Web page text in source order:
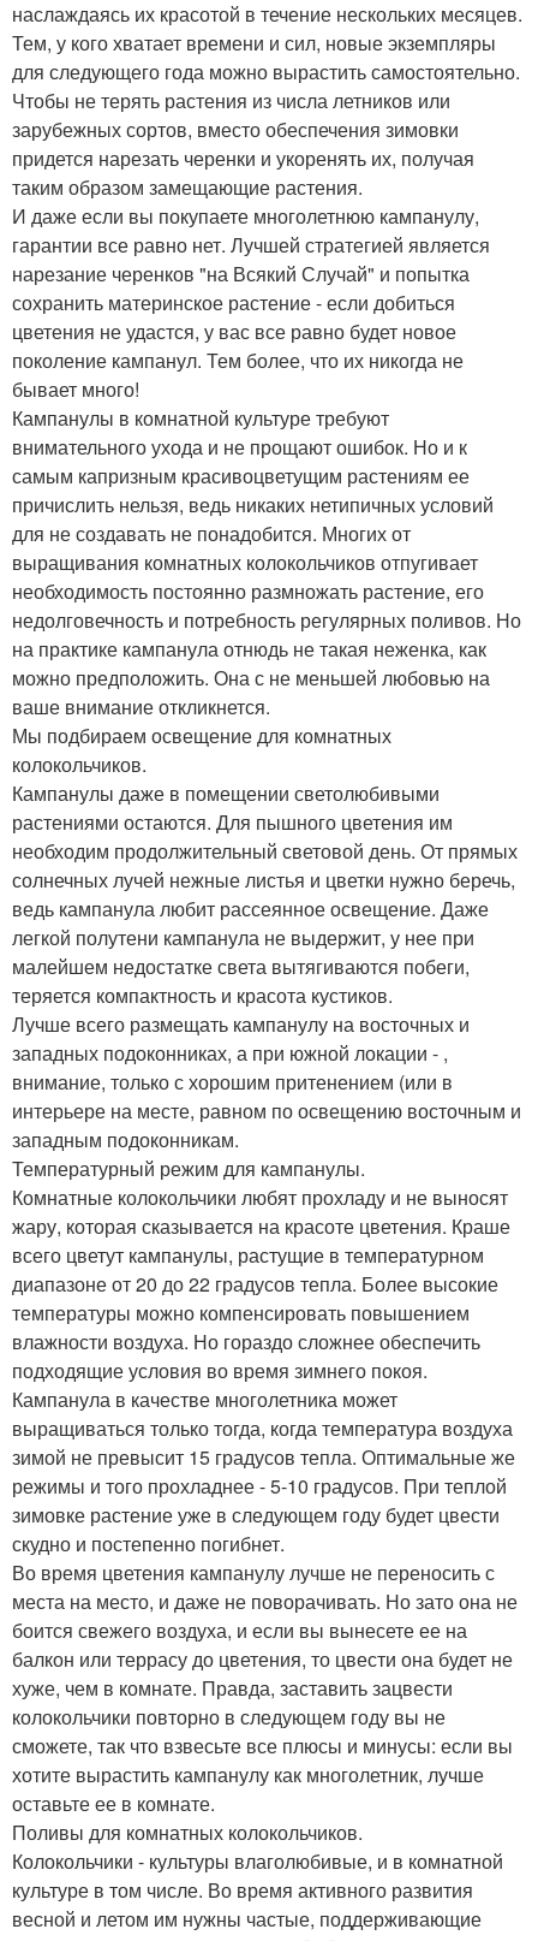
наслаждаясь их красотой в течение нескольких месяцев.
Тем, у кого хватает времени и сил, новые экземпляры
для следующего года можно вырастить самостоятельно.
Чтобы не терять растения из числа летников или
зарубежных сортов, вместо обеспечения зимовки
придется нарезать черенки и укоренять их, получая
таким образом замещающие растения.
И даже если вы покупаете многолетнюю кампанулу,
гарантии все равно нет. Лучшей стратегией является
нарезание черенков "на Всякий Случай" и попытка
сохранить материнское растение - если добиться
цветения не удастся, у вас все равно будет новое
поколение кампанул. Тем более, что их никогда не
бывает много!
Кампанулы в комнатной культуре требуют
внимательного ухода и не прощают ошибок. Но и к
самым капризным красивоцветущим растениям ее
причислить нельзя, ведь никаких нетипичных условий
для не создавать не понадобится. Многих от
выращивания комнатных колокольчиков отпугивает
необходимость постоянно размножать растение, его
недолговечность и потребность регулярных поливов. Но
на практике кампанула отнюдь не такая неженка, как
можно предположить. Она с не меньшей любовью на
ваше внимание откликнется.
Мы подбираем освещение для комнатных
колокольчиков.
Кампанулы даже в помещении светолюбивыми
растениями остаются. Для пышного цветения им
необходим продолжительный световой день. От прямых
солнечных лучей нежные листья и цветки нужно беречь,
ведь кампанула любит рассеянное освещение. Даже
легкой полутени кампанула не выдержит, у нее при
малейшем недостатке света вытягиваются побеги,
теряется компактность и красота кустиков.
Лучше всего размещать кампанулу на восточных и
западных подоконниках, а при южной локации - ,
внимание, только с хорошим притенением (или в
интерьере на месте, равном по освещению восточным и
западным подоконникам.
Температурный режим для кампанулы.
Комнатные колокольчики любят прохладу и не выносят
жару, которая сказывается на красоте цветения. Краше
всего цветут кампанулы, растущие в температурном
диапазоне от 20 до 22 градусов тепла. Более высокие
температуры можно компенсировать повышением
влажности воздуха. Но гораздо сложнее обеспечить
подходящие условия во время зимнего покоя.
Кампанула в качестве многолетника может
выращиваться только тогда, когда температура воздуха
зимой не превысит 15 градусов тепла. Оптимальные же
режимы и того прохладнее - 5-10 градусов. При теплой
зимовке растение уже в следующем году будет цвести
скудно и постепенно погибнет.
Во время цветения кампанулу лучше не переносить с
места на место, и даже не поворачивать. Но зато она не
боится свежего воздуха, и если вы вынесете ее на
балкон или террасу до цветения, то цвести она будет не
хуже, чем в комнате. Правда, заставить зацвести
колокольчики повторно в следующем году вы не
сможете, так что взвесьте все плюсы и минусы: если вы
хотите вырастить кампанулу как многолетник, лучше
оставьте ее в комнате.
Поливы для комнатных колокольчиков.
Колокольчики - культуры влаголюбивые, и в комнатной
культуре в том числе. Во время активного развития
весной и летом им нужны частые, поддерживающие